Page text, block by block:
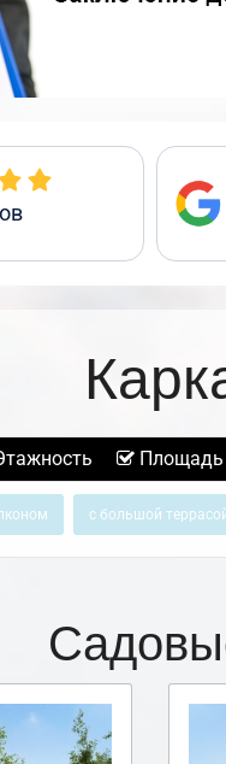
Площадь
с большой